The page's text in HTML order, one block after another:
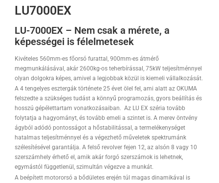
LU7000EX
LU-7000EX – Nem csak a mérete, a
képességei is félelmetesek
Kivételes 560mm-es főorsó furattal, 900mm-es átmérő
megmunkálásával, akár 2600kg-os teherbírással, 75kW teljesítménnyel
olyan dolgokra képes, amivel a legjobbak közül is kiemeli vállalkozását.
A 4 tengelyes esztergák története 25 évet ölel fel, ami alatt az OKUMA
felszedte a szükséges tudást a könnyű programozás, gyors beállítás és
hosszú gépélettartam vonatkozásaiban. Az LU EX széria tovább
folytatja a hagyományt, és tovább emeli a szintet is. A merev öntvény
ágyból adódó pontosságot a hőstabilitással, a termelékenységet
hatalmas teljesítménnyel és a végezhető műveletek spektrumánk
szélesítésével garantálja. A felső revolver fejen 12, az alsón 8 vagy 10
szerszámhely érhető el, amik akár forgó szerszámok is lehetnek,
egymástól függetlenül, szimultán végezve a munkát.
A beépített motororsó a bődületes erején túl magas dinamikával is